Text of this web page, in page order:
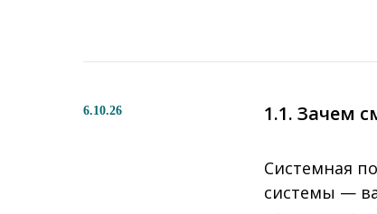
6.10.26 1.1. Зачем
Системная
системы —